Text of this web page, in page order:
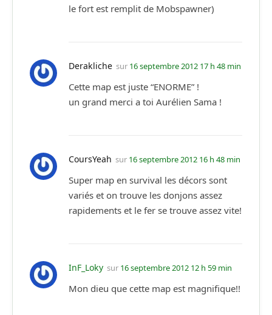
le fort est remplit de Mobspawner)
Derakliche sur 16 septembre 2012 17 h 48 min
Cette map est juste “ENORME” !
un grand merci a toi Aurélien Sama !
CoursYeah sur 16 septembre 2012 16 h 48 min
Super map en survival les décors sont
variés et on trouve les donjons assez
rapidements et le fer se trouve assez vite!
InF_Loky sur 16 septembre 2012 12 h 59 min
Mon dieu que cette map est magnifique!!